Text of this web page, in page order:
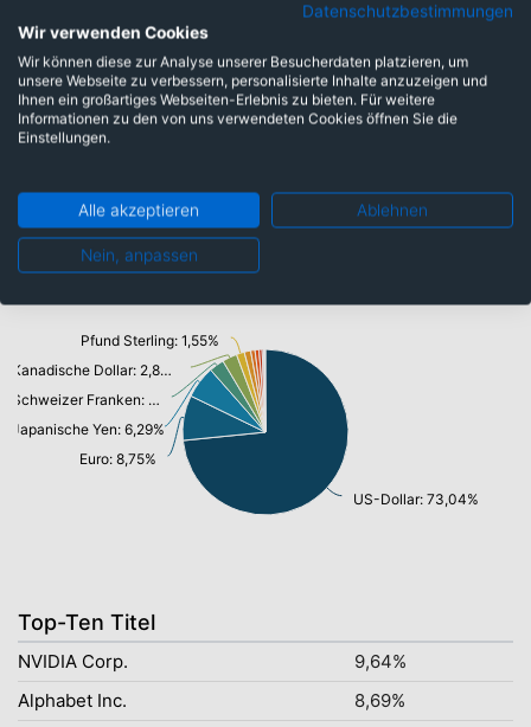
Industrie: 11,06%
Konsumgüter: 10,95%
Gesundheitswesen: 10,69%
Währungen
US-Dollar: 73,04%
Euro: 8,75%
Japanische Yen: 6,29%
Schweizer Franken: 2,90%
Kanadische Dollar: 2,89%
Pfund Sterling: 1,55%
Top-Ten Titel
NVIDIA Corp.
9,64%
Alphabet Inc.
8,69%
Datenschutzbestimmungen
Wir verwenden Cookies
Wir können diese zur Analyse unserer Besucherdaten platzieren, um
unsere Webseite zu verbessern, personalisierte Inhalte anzuzeigen und
Ihnen ein großartiges Webseiten-Erlebnis zu bieten. Für weitere
Informationen zu den von uns verwendeten Cookies öffnen Sie die
Einstellungen.
Alle akzeptieren Ablehnen
Nein, anpassen